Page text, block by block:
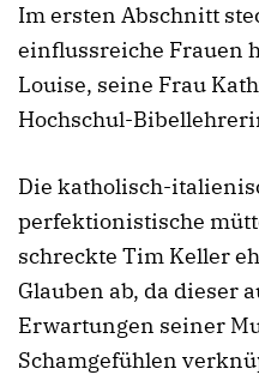
Im ersten Abschnitt
einflussreiche Frauen
Louise, seine Frau
Hochschul-
Die katholisch-
perfektionistische
schreckte Tim Keller
Glauben ab, da dieser
Erwartungen seiner
Schamgefühlen